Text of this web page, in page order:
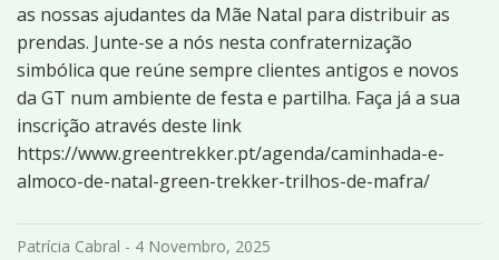
as nossas ajudantes da Mãe Natal para distribuir as
prendas. Junte-se a nós nesta confraternização
simbólica que reúne sempre clientes antigos e novos
da GT num ambiente de festa e partilha. Faça já a sua
inscrição através deste link
https://www.greentrekker.pt/agenda/caminhada-e-
almoco-de-natal-green-trekker-trilhos-de-mafra/
Patrícia Cabral - 4 Novembro, 2025